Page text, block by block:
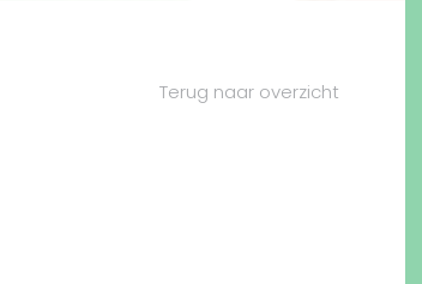
Terug naar overzicht